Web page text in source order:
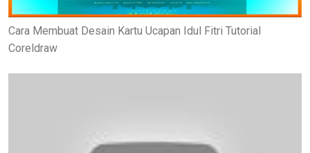
Cara Membuat Desain Kartu Ucapan Idul Fitri Tutorial
Coreldraw